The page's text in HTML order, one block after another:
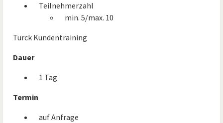
Teilnehmerzahl
min. 5/max. 10
Turck Kundentraining
Dauer
1 Tag
Termin
auf Anfrage